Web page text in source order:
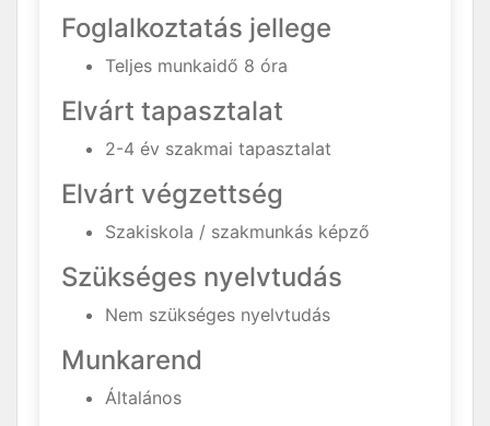
Foglalkoztatás jellege
Teljes munkaidő 8 óra
Elvárt tapasztalat
2-4 év szakmai tapasztalat
Elvárt végzettség
Szakiskola / szakmunkás képző
Szükséges nyelvtudás
Nem szükséges nyelvtudás
Munkarend
Általános